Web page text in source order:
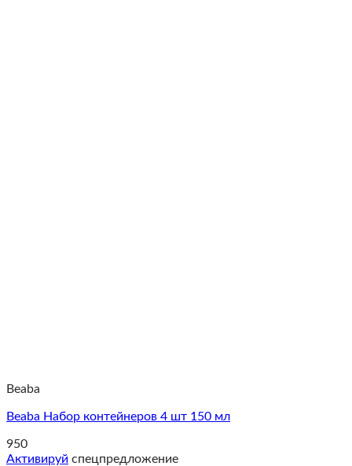
Beaba
Beaba Набор контейнеров 4 шт 150 мл
950
Активируй спецпредложение